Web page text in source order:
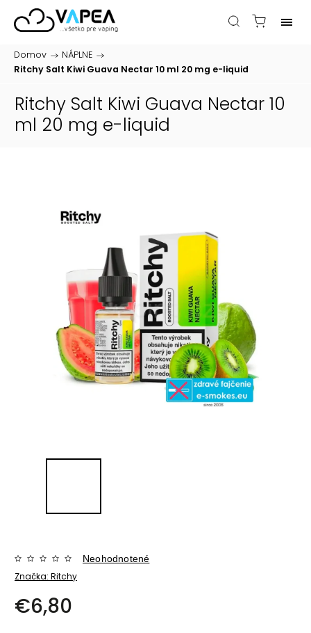
Domov / NÁPLNE /
Ritchy Salt Kiwi Guava Nectar 10 ml 20 mg e-liquid
Ritchy Salt Kiwi Guava Nectar 10
ml 20 mg e-liquid
Značka: Ritchy
Neohodnotené
€6,80